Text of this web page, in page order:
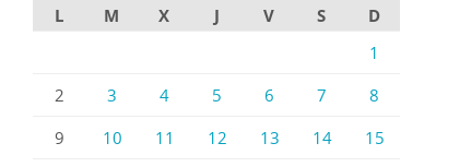
L
M X J V S
D
1
2
3 4 5 6 7
8
9
10 11 12 13 14
15